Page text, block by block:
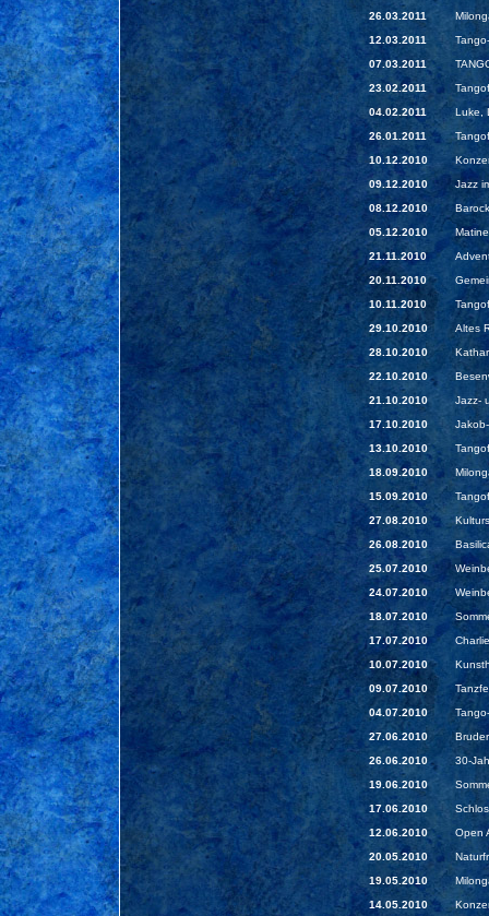
26.03.2011
12.03.2011
07.03.2011
23.02.2011
04.02.2011
Luke,
26.01.2011
10.12.2010
09.12.2010
Jazz
08.12.2010
05.12.2010
21.11.2010
20.11.2010
10.11.2010
29.10.2010
Altes
28.10.2010
22.10.2010
21.10.2010
Jazz-
17.10.2010
13.10.2010
18.09.2010
15.09.2010
27.08.2010
26.08.2010
25.07.2010
24.07.2010
18.07.2010
17.07.2010
10.07.2010
09.07.2010
04.07.2010
27.06.2010
26.06.2010
30-
19.06.2010
17.06.2010
12.06.2010
Open
20.05.2010
19.05.2010
14.05.2010